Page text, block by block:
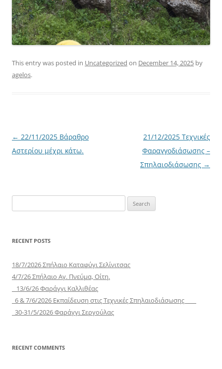
This entry was posted in Uncategorized on December 14, 2025 by
agelos.
Post
navigation
← 22/11/2025 Βάραθρο
Αστερίου μέχρι κάτω.
21/12/2025 Τεχνικές
Φαραγγοδιάσωσης –
Σπηλαιοδιάσωσης →
for:
RECENT POSTS
18/7/2026 Σπήλαιο Καταφύγι Σελίνιτσας
4/7/26 Σπήλαιο Αγ. Πνεύμα, Οίτη.
13/6/26 Φαράγγι Καλλιθέας
6 & 7/6/2026 Εκπαίδευση στις Τεχνικές Σπηλαιοδιάσωσης
30-31/5/2026 Φαράγγι Σεργούλας
RECENT COMMENTS